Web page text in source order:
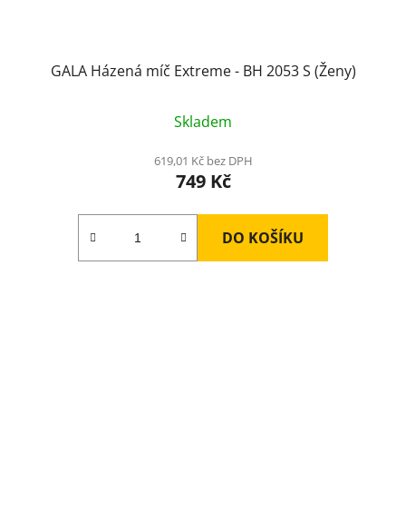
GALA Házená míč Extreme - BH 2053 S (Ženy)
Skladem
619,01 Kč bez DPH
749 Kč
DO KOŠÍKU